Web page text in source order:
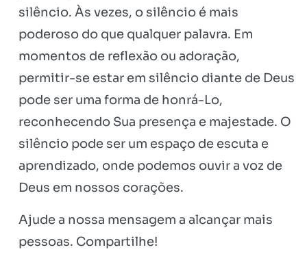
silêncio. Às vezes, o silêncio é mais
poderoso do que qualquer palavra. Em
momentos de reflexão ou adoração,
permitir-se estar em silêncio diante de Deus
pode ser uma forma de honrá-Lo,
reconhecendo Sua presença e majestade. O
silêncio pode ser um espaço de escuta e
aprendizado, onde podemos ouvir a voz de
Deus em nossos corações.
Ajude a nossa mensagem a alcançar mais
pessoas. Compartilhe!